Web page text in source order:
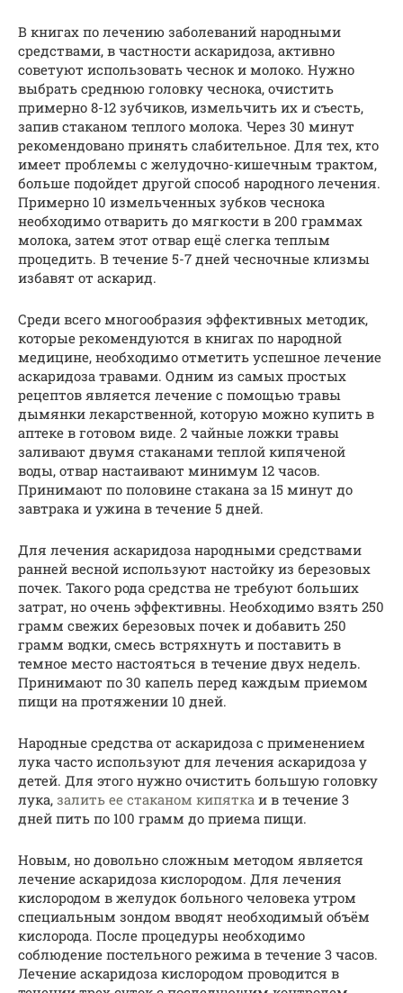
В книгах по лечению заболеваний народными
средствами, в частности аскаридоза, активно
советуют использовать чеснок и молоко. Нужно
выбрать среднюю головку чеснока, очистить
примерно 8-12 зубчиков, измельчить их и съесть,
запив стаканом теплого молока. Через 30 минут
рекомендовано принять слабительное. Для тех, кто
имеет проблемы с желудочно-кишечным трактом,
больше подойдет другой способ народного лечения.
Примерно 10 измельченных зубков чеснока
необходимо отварить до мягкости в 200 граммах
молока, затем этот отвар ещё слегка теплым
процедить. В течение 5-7 дней чесночные клизмы
избавят от аскарид.
Среди всего многообразия эффективных методик,
которые рекомендуются в книгах по народной
медицине, необходимо отметить успешное лечение
аскаридоза травами. Одним из самых простых
рецептов является лечение с помощью травы
дымянки лекарственной, которую можно купить в
аптеке в готовом виде. 2 чайные ложки травы
заливают двумя стаканами теплой кипяченой
воды, отвар настаивают минимум 12 часов.
Принимают по половине стакана за 15 минут до
завтрака и ужина в течение 5 дней.
Для лечения аскаридоза народными средствами
ранней весной используют настойку из березовых
почек. Такого рода средства не требуют больших
затрат, но очень эффективны. Необходимо взять 250
грамм свежих березовых почек и добавить 250
грамм водки, смесь встряхнуть и поставить в
темное место настояться в течение двух недель.
Принимают по 30 капель перед каждым приемом
пищи на протяжении 10 дней.
Народные средства от аскаридоза с применением
лука часто используют для лечения аскаридоза у
детей. Для этого нужно очистить большую головку
лука, залить ее стаканом кипятка и в течение 3
дней пить по 100 грамм до приема пищи.
Новым, но довольно сложным методом является
лечение аскаридоза кислородом. Для лечения
кислородом в желудок больного человека утром
специальным зондом вводят необходимый объём
кислорода. После процедуры необходимо
соблюдение постельного режима в течение 3 часов.
Лечение аскаридоза кислородом проводится в